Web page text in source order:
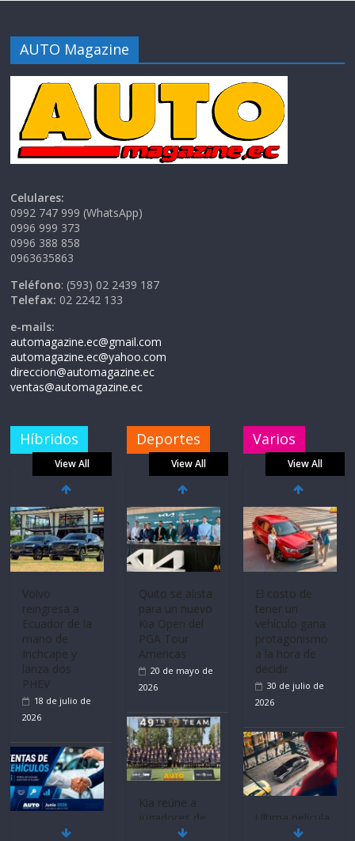
AUTO Magazine
Celulares:
0992 747 999 (WhatsApp)
0996 999 373
0996 388 858
0963635863
Teléfono: (593) 02 2439 187
Telefax: 02 2242 133
e-mails:
automagazine.ec@gmail.com
automagazine.ec@yahoo.com
direccion@automagazine.ec
ventas@automagazine.ec
Híbridos
View All
Mercado
automotor
nacional cierra
su mejor 1er
semestre en la
historia
11 de julio de
2026
Bosch y
Deportes
View All
La FEDAK
recibe 12
Sinotruk
Bolden para
cubrir las rutas
de La Vuelta
31 de julio de
Quito se alista
para un nuevo
Varios
View All
Ultima película
‘Spider‑Man:
Brand New
Day’ pone en
escena a
BMW
29 de julio de
2026
¿Qué puede
pasar con tu